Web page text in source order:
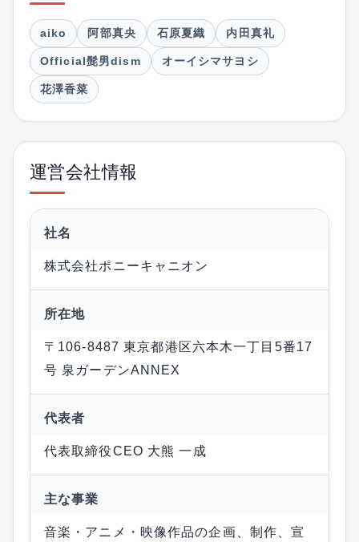
aiko 阿部真央 石原夏織 内田真礼
Official髭男dism オーイシマサヨシ
花澤香菜
運営会社情報
社名
株式会社ポニーキャニオン
所在地
〒106-8487 東京都港区六本木一丁目5番17
号 泉ガーデンANNEX
代表者
代表取締役CEO 大熊 一成
主な事業
音楽・アニメ・映像作品の企画、制作、宣